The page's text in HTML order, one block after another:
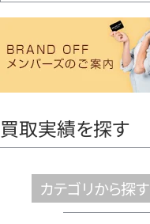
ヤ
買取実績を探す
カテゴリから探す